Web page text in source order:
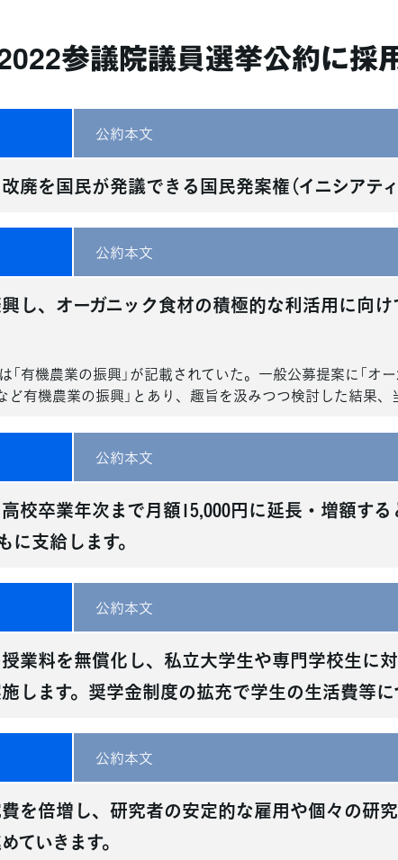
参議院議員選挙公約に採
公約本文
廃を国民が発議できる国民発案権（イニシアティ
公約本文
し、オーガニック食材の積極的な利活用に向
有機農業の振興」が記載されていた。一般公募提案に「オ
ど有機農業の振興」とあり、趣旨を汲みつつ検討した結果、
公約本文
校卒業年次まで月額15,000円に延長・増額する
に支給します。
公約本文
業料を無償化し、私立大学生や専門学校生に
します。奨学金制度の拡充で学生の生活費等に
公約本文
を倍増し、研究者の安定的な雇用や個々の研
ていきます。